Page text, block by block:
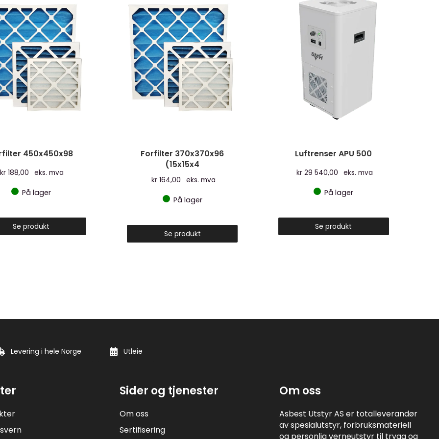
450x450x98
kr 188,00 eks. mva
På lager
Se produkt
Forfilter 370x370x96
(15x15x4
kr164,00 eks. mva
På lager
Se produkt
Luftrenser APU 500
kr29 540,00 eks. mva
På lager
Se produkt
Levering i hele Norge Utleie
Sider og tjenester
Om oss
Sertifisering
Om oss
Asbest Utstyr AS er totalleverandør
av spesialutstyr, forbruksmateriell
og personlig verneutstyr til trygg og